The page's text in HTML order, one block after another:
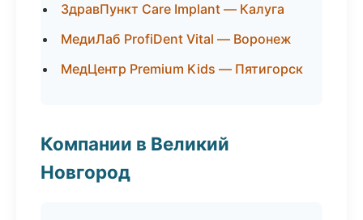
ЗдравПункт Care Implant — Калуга
МедиЛаб ProfiDent Vital — Воронеж
МедЦентр Premium Kids — Пятигорск
Компании в Великий
Новгород